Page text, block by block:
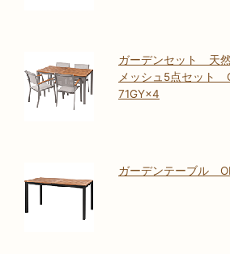
ガーデンセット 天
メッシュ5点セット
71GY×4
ガーデンテーブル